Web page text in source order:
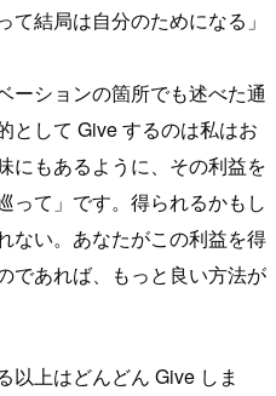
結局は自分のためになる」
ーションの箇所でも述べた通
として Give するのは私はお
にもあるように、その利益を
って」です。得られるかもし
ない。あなたがこの利益を得
であれば、もっと良い方法が
以上はどんどん Give しま